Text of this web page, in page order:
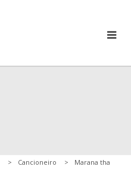
Cancioneiro Marana tha